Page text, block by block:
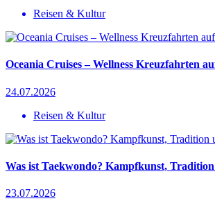
Reisen & Kultur
Oceania Cruises – Wellness Kreuzfahrten
24.07.2026
Reisen & Kultur
Was ist Taekwondo? Kampfkunst,
23.07.2026